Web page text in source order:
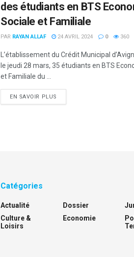
des étudiants en BTS
Sociale et Familiale
PAR RAYAN ALLAF 24 AVRIL 2024 0 360
L’établissement du Crédit Municipal
le jeudi 28 mars, 35 étudiants en BTS
et Familiale du ...
EN SAVOIR PLUS
Catégories
Actualité
Culture &
Loisirs
Dossier
Economie